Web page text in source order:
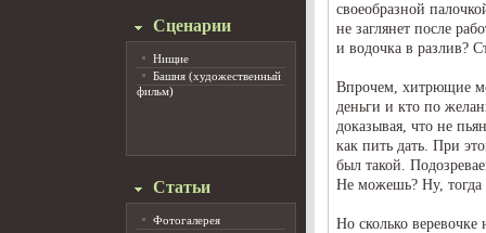
Сценарии
Нищие
Башня (художественный
фильм)
Статьи
Фотогалерея
своеобразной
не заглянет после
и водочка в разлив?
Впрочем, хитрющие
деньги и кто по
доказывая, что не
как пить дать. При
был такой.
Не можешь? Ну, тогда
Но сколько